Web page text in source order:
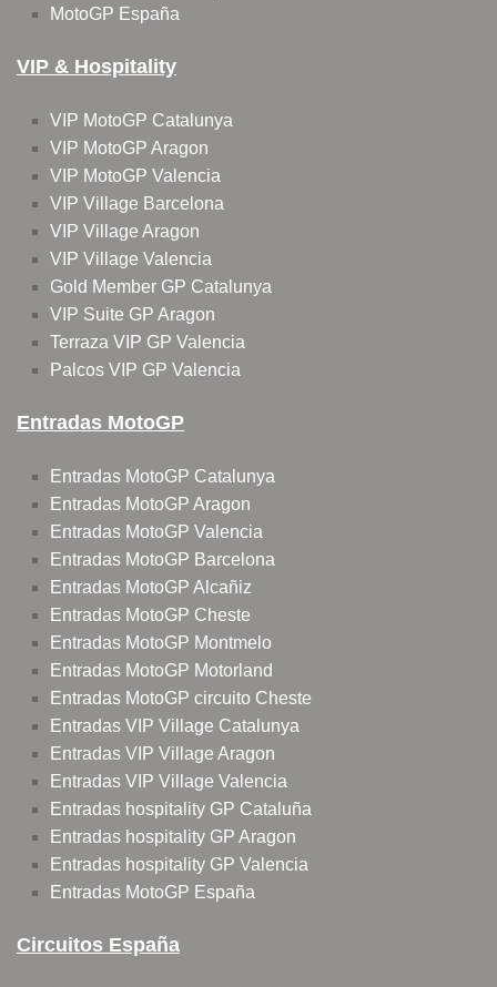
MotoGP España
VIP & Hospitality
VIP MotoGP Catalunya
VIP MotoGP Aragon
VIP MotoGP Valencia
VIP Village Barcelona
VIP Village Aragon
VIP Village Valencia
Gold Member GP Catalunya
VIP Suite GP Aragon
Terraza VIP GP Valencia
Palcos VIP GP Valencia
Entradas MotoGP
Entradas MotoGP Catalunya
Entradas MotoGP Aragon
Entradas MotoGP Valencia
Entradas MotoGP Barcelona
Entradas MotoGP Alcañiz
Entradas MotoGP Cheste
Entradas MotoGP Montmelo
Entradas MotoGP Motorland
Entradas MotoGP circuito Cheste
Entradas VIP Village Catalunya
Entradas VIP Village Aragon
Entradas VIP Village Valencia
Entradas hospitality GP Cataluña
Entradas hospitality GP Aragon
Entradas hospitality GP Valencia
Entradas MotoGP España
Circuitos España